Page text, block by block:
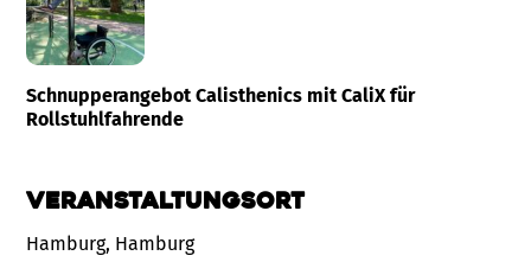
Schnupperangebot Calisthenics mit CaliX für
Rollstuhlfahrende
Veranstaltungsort
Hamburg, Hamburg